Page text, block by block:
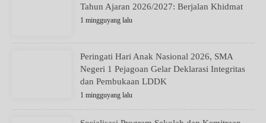
Tahun Ajaran 2026/2027: Berjalan Khidmat
1 mingguyang lalu
Peringati Hari Anak Nasional 2026, SMA
Negeri 1 Pejagoan Gelar Deklarasi Integritas
dan Pembukaan LDDK
1 mingguyang lalu